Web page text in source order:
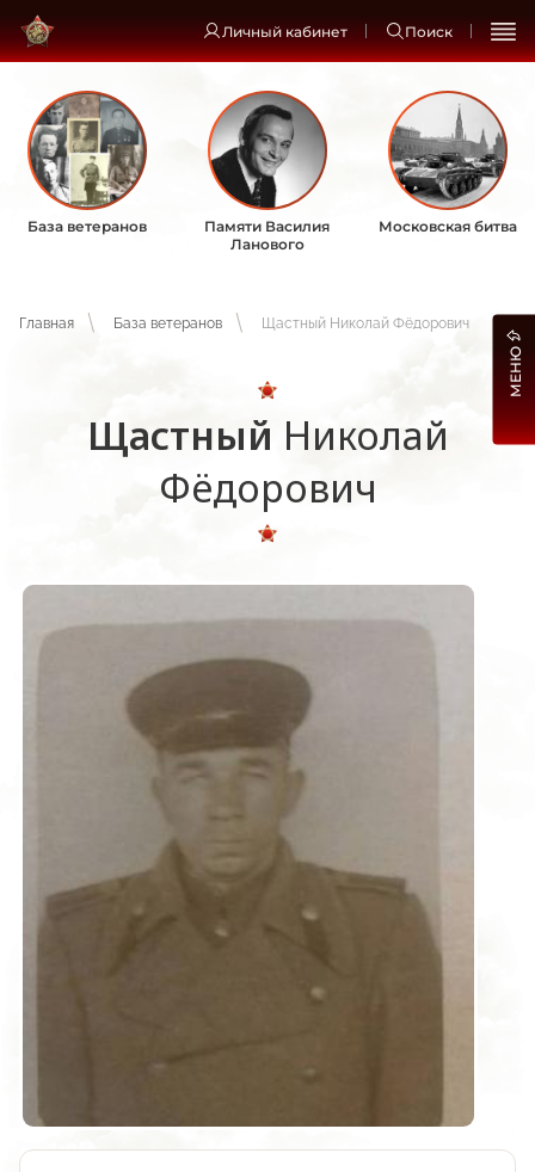
Личный кабинет Поиск
База ветеранов
Памяти Василия
Ланового
Московская битва
Главная База ветеранов Щастный Николай Фёдорович
Щастный Николай
Фёдорович
МЕНЮ